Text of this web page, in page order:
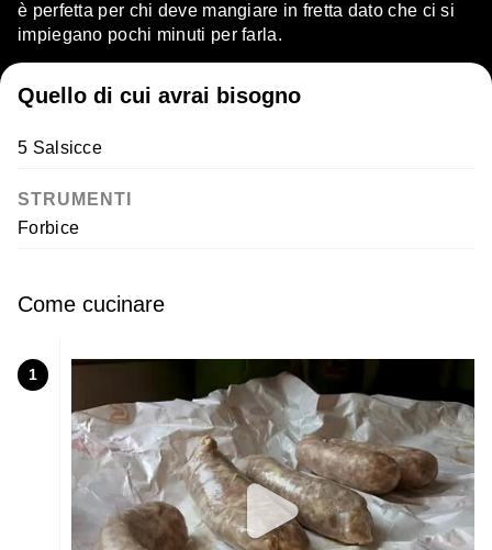
è perfetta per chi deve mangiare in fretta dato che ci si
impiegano pochi minuti per farla.
Quello di cui avrai bisogno
5 Salsicce
STRUMENTI
Forbice
Come cucinare
1